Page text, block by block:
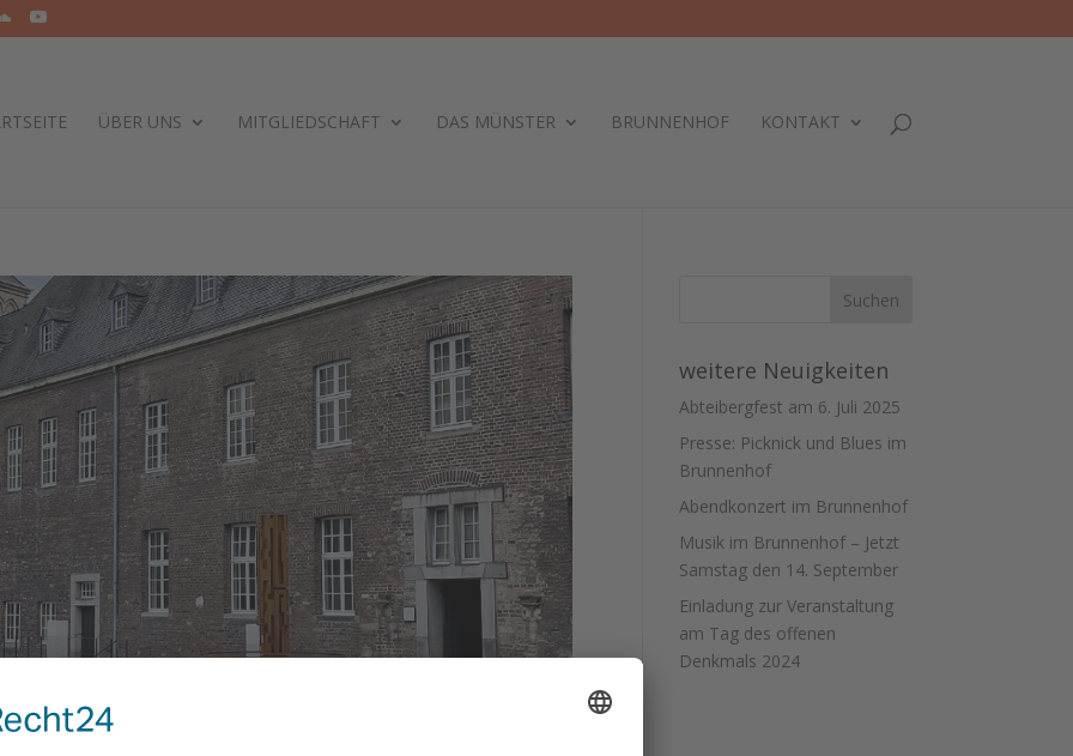
ÜBER UNS MITGLIEDSCHAFT DAS MÜNSTER BRUNNENHOF KONTAKT
weitere Neuigkeiten
Abteibergfest am 6. Juli 2025
Presse: Picknick und Blues im
Brunnenhof
Abendkonzert im Brunnenhof
Musik im Brunnenhof – Jetzt
Samstag den 14. September
Einladung zur Veranstaltung
am Tag des offenen
Denkmals 2024